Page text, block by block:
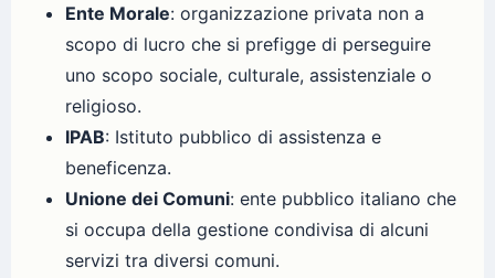
Ente Morale: organizzazione privata non a
scopo di lucro che si prefigge di perseguire
uno scopo sociale, culturale, assistenziale o
religioso.
IPAB: Istituto pubblico di assistenza e
beneficenza.
Unione dei Comuni: ente pubblico italiano che
si occupa della gestione condivisa di alcuni
servizi tra diversi comuni.